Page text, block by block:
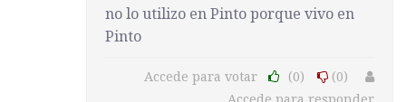
no lo utilizo en Pinto porque vivo en
Pinto
Accede para votar (0)
(0)